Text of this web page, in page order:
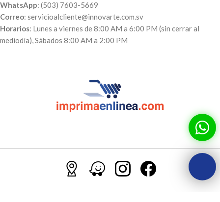
WhatsApp: (503) 7603-5669
Correo: servicioalcliente@innovarte.com.sv
Horarios: Lunes a viernes de 8:00 AM a 6:00 PM (sin cerrar al
mediodía), Sábados 8:00 AM a 2:00 PM